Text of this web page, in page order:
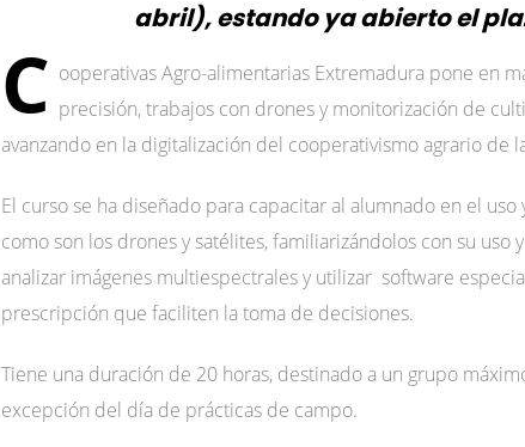
abril), estando ya abierto el
C ooperativas Agro-alimentarias Extremadura pone en
precisión, trabajos con drones y monitorización de
avanzando en la digitalización del cooperativismo agrario de
El curso se ha diseñado para capacitar al alumnado en el
como son los drones y satélites, familiarizándolos con su
analizar imágenes multiespectrales y utilizar software
prescripción que faciliten la toma de decisiones.
Tiene una duración de 20 horas, destinado a un grupo
excepción del día de prácticas de campo.